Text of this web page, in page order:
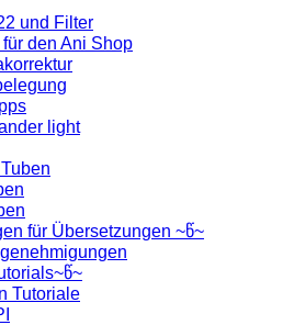
und Filter
den Ani Shop
light
für Übersetzungen ~წ~
Tutoriale